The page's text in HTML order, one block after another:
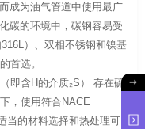
成为油气管道中使用最广
碳的环境中，碳钢容易受
）、双相不锈钢和镍基
首选。
即含H的介质₂S） 存在硫
，使用符合NACE
的材料选择和热处理可以